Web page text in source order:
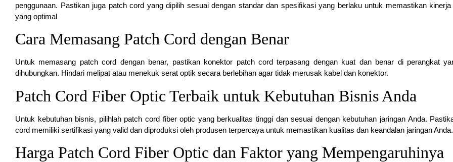
penggunaan. Pastikan juga patch cord yang dipilih sesuai dengan standar dan spesifikasi yang berlaku untuk memastikan kinerja
yang optimal
Cara Memasang Patch Cord dengan Benar
Untuk memasang patch cord dengan benar, pastikan konektor patch cord terpasang dengan kuat dan benar di perangkat
dihubungkan. Hindari melipat atau menekuk serat optik secara berlebihan agar tidak merusak kabel dan konektor.
Patch Cord Fiber Optic Terbaik untuk Kebutuhan Bisnis Anda
Untuk kebutuhan bisnis, pilihlah patch cord fiber optic yang berkualitas tinggi dan sesuai dengan kebutuhan jaringan Anda.
cord memiliki sertifikasi yang valid dan diproduksi oleh produsen terpercaya untuk memastikan kualitas dan keandalan jaringan Anda.
Harga Patch Cord Fiber Optic dan Faktor yang Mempengaruhinya